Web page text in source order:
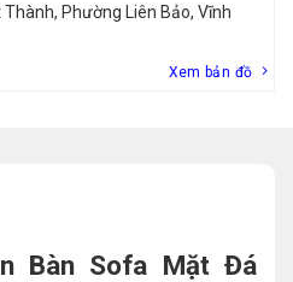
Phường Liên Bảo, Vĩnh
Xem bản đồ
Bàn Sofa Mặt Đá